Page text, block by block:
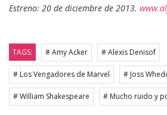
Estreno: 20 de diciembre de 2013.
TAGS: # Amy Acker # Alexis Denisof
# Los Vengadores de Marvel # Joss
# William Shakespeare # Mucho ruido y